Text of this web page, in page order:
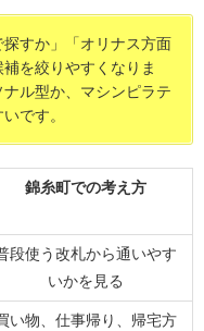
すか」「オリナス方面
を絞りやすくなりま
ル型か、マシンピラテ
です。
錦糸町での考え方
段使う改札から通いやす
いかを見る
い物、仕事帰り、帰宅方